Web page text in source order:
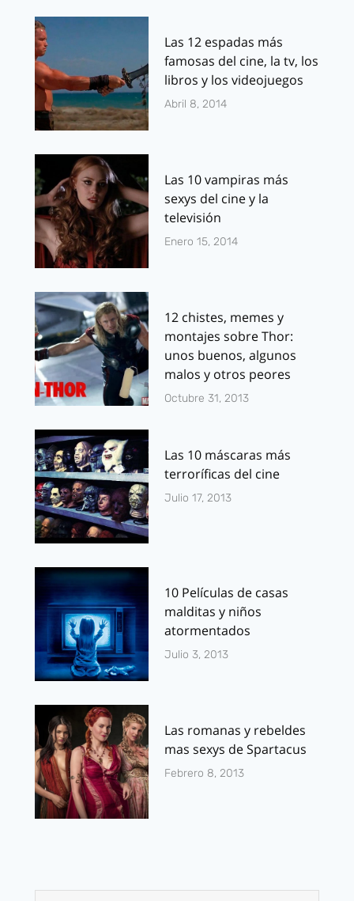
Las 12 espadas más
famosas del cine, la tv, los
libros y los videojuegos
Abril 8, 2014
Las 10 vampiras más
sexys del cine y la
televisión
Enero 15, 2014
12 chistes, memes y
montajes sobre Thor:
unos buenos, algunos
malos y otros peores
Octubre 31, 2013
Las 10 máscaras más
terroríficas del cine
Julio 17, 2013
10 Películas de casas
malditas y niños
atormentados
Julio 3, 2013
Las romanas y rebeldes
mas sexys de Spartacus
Febrero 8, 2013